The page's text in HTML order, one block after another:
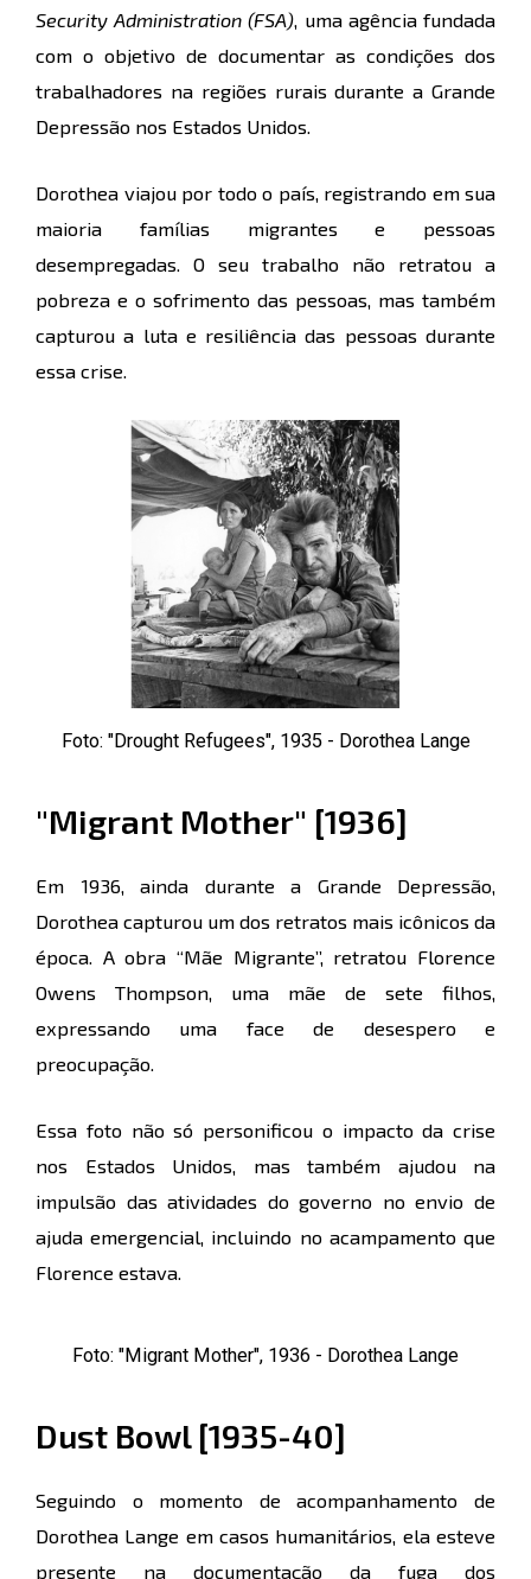
Security Administration (FSA) , uma agência fundada
com o objetivo de documentar as condições dos
trabalhadores na regiões rurais durante a Grande
Depressão nos Estados Unidos.
Dorothea viajou por todo o país, registrando em sua
maioria famílias migrantes e pessoas
desempregadas. O seu trabalho não retratou a
pobreza e o sofrimento das pessoas, mas também
capturou a luta e resiliência das pessoas durante
essa crise.
Foto: "Drought Refugees", 1935 - Dorothea Lange
"Migrant Mother" [1936]
Em 1936, ainda durante a Grande Depressão,
Dorothea capturou um dos retratos mais icônicos da
época. A obra “Mãe Migrante”, retratou Florence
Owens Thompson, uma mãe de sete filhos,
expressando uma face de desespero e
preocupação.
Essa foto não só personificou o impacto da crise
nos Estados Unidos, mas também ajudou na
impulsão das atividades do governo no envio de
ajuda emergencial, incluindo no acampamento que
Florence estava.
Foto: "Migrant Mother", 1936 - Dorothea Lange
Dust Bowl [1935-40]
Seguindo o momento de acompanhamento de
Dorothea Lange em casos humanitários, ela esteve
presente na documentação da fuga dos